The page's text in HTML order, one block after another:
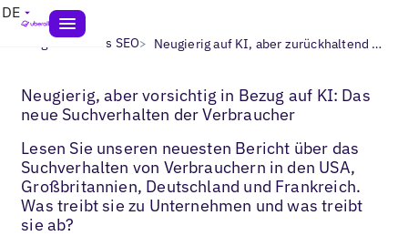
DE
Blogs> Lokales SEO> Neugierig auf KI, aber zurückhaltend – das neue Suchverhalten von Kunden
Neugierig, aber vorsichtig in Bezug auf KI: Das
neue Suchverhalten der Verbraucher
Lesen Sie unseren neuesten Bericht über das
Suchverhalten von Verbrauchern in den USA,
Großbritannien, Deutschland und Frankreich.
Was treibt sie zu Unternehmen und was treibt
sie ab?